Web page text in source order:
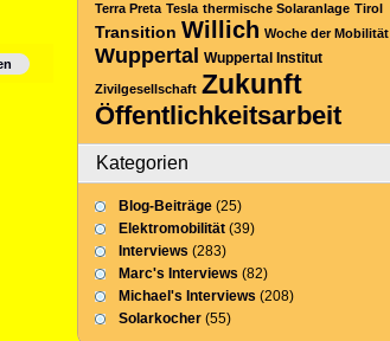
Terra Preta Tesla thermische Solaranlage Tirol
Transition Willich Woche der Mobilität
Wuppertal Wuppertal Institut
Zivilgesellschaft Zukunft
Öffentlichkeitsarbeit
Kategorien
Blog-Beiträge (25)
Elektromobilität (39)
Interviews (283)
Marc's Interviews (82)
Michael's Interviews (208)
Solarkocher (55)